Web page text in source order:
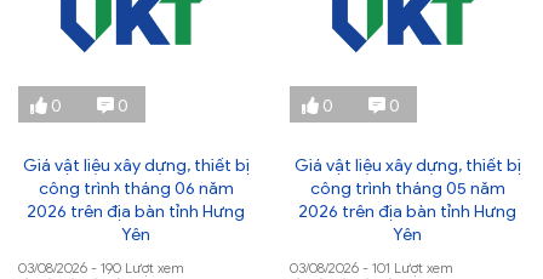
0 0
Giá vật liệu xây dựng, thiết bị
công trình tháng 06 năm
2026 trên địa bàn tỉnh Hưng
Yên
03/08/2026 - 190 Lượt xem
0 0
Giá vật liệu xây dựng, thiết bị
công trình tháng 05 năm
2026 trên địa bàn tỉnh Hưng
Yên
03/08/2026 - 101 Lượt xem